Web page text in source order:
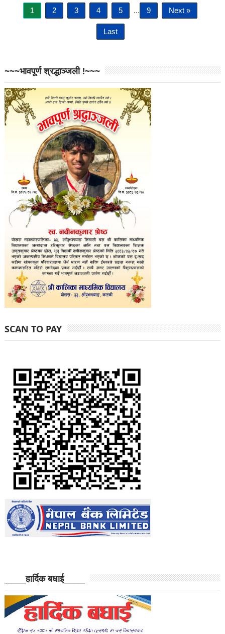
1 2 3 4 5 ... 9 Next »
Last
~~~भावपूर्ण श्रद्धाञ्जली !~~~
SCAN TO PAY
______हार्दिक बधाई______